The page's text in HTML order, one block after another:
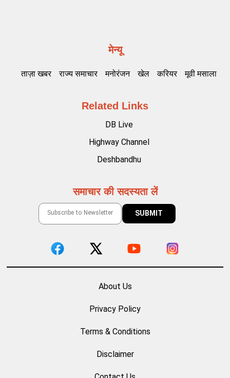
मेन्यू
ताज़ा खबर राज्य समाचार मनोरंजन खेल करियर मूवी मसाला
Related Links
DB Live
Highway Channel
Deshbandhu
समाचार की सदस्यता लें
About Us
Privacy Policy
Terms & Conditions
Disclaimer